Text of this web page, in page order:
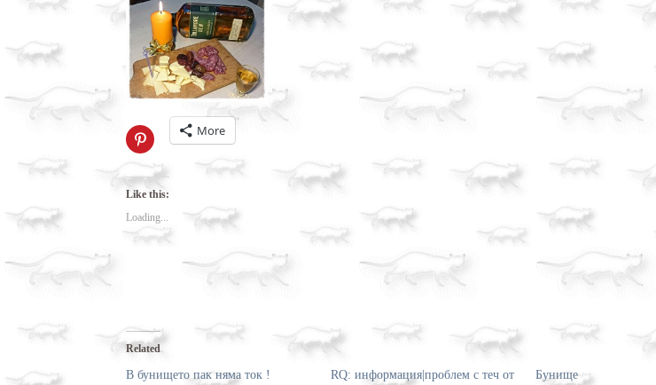
Click
to
on
Pinterest
(Opens
new
window)
More
Like this:
Loading...
Related
В бунището пак няма ток !
RQ: информация|проблем с теч от
Бунище